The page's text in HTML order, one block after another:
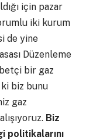
için pazar
iki kurum
de yine
Düzenleme
bir gaz
ki biz bunu
gaz
Biz
politikalarını